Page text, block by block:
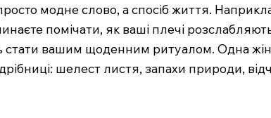
модне слово, а спосіб життя.
помічати, як ваші плечі
стати вашим щоденним ритуалом. Одна
шелест листя, запахи природи,